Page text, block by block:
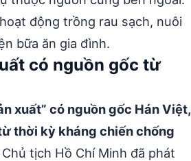
động trồng rau sạch, nuôi
bữa ăn gia đình.
có nguồn gốc từ
xuất” có nguồn gốc Hán Việt,
thời kỳ kháng chiến chống
Chủ tịch Hồ Chí Minh đã phát